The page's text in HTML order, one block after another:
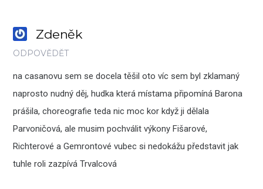
Zdeněk
ODPOVĚDĚT
na casanovu sem se docela těšil oto víc sem byl zklamaný
naprosto nudný děj, hudka která místama připomíná Barona
prášila, choreografie teda nic moc kor když ji dělala
Parvoničová, ale musim pochválit výkony Fišarové,
Richterové a Gemrontové vubec si nedokážu představit jak
tuhle roli zazpívá Trvalcová